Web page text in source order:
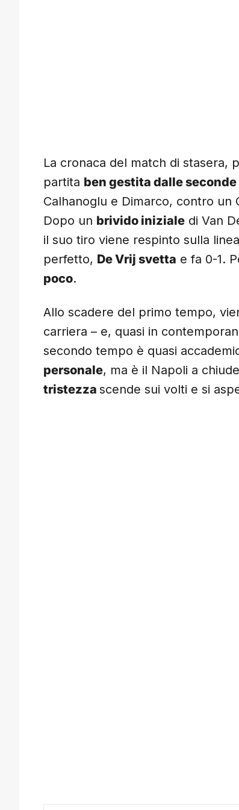
La cronaca del match di stasera,
partita ben gestita dalle
Calhanoglu e Dimarco, contro
Dopo un brivido iniziale di Van
il suo tiro viene respinto sulla
perfetto, De Vrij svetta e fa 0-1.
poco.
Allo scadere del primo tempo,
carriera – e, quasi in
secondo tempo è quasi
personale, ma è il Napoli a
tristezza scende sui volti e si